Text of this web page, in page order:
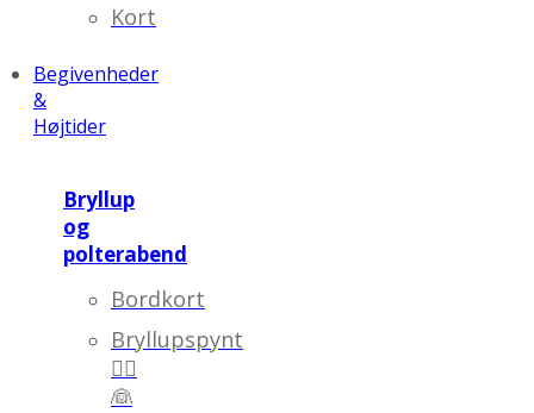
Kort
Begivenheder
&
Højtider
Bryllup
og
polterabend
Bordkort
Bryllupspynt
🤵‍♂️
👰